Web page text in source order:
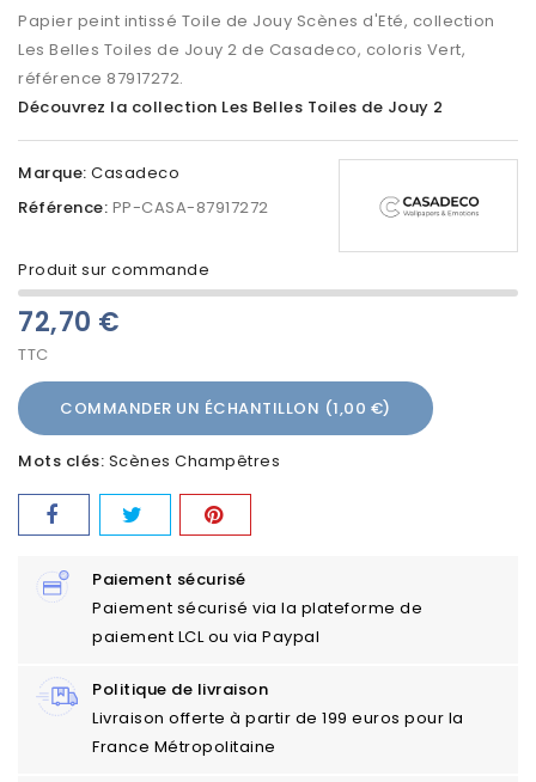
Papier peint intissé Toile de Jouy Scènes d'Eté, collection
Les Belles Toiles de Jouy 2 de Casadeco, coloris Vert,
référence 87917272.
Découvrez la collection Les Belles Toiles de Jouy 2
Marque: Casadeco
Référence: PP-CASA-87917272
Produit sur commande
72,70 €
TTC
COMMANDER UN ÉCHANTILLON (1,00 €)
Mots clés: Scènes Champêtres
Paiement sécurisé
Paiement sécurisé via la plateforme de
paiement LCL ou via Paypal
Politique de livraison
Livraison offerte à partir de 199 euros pour la
France Métropolitaine